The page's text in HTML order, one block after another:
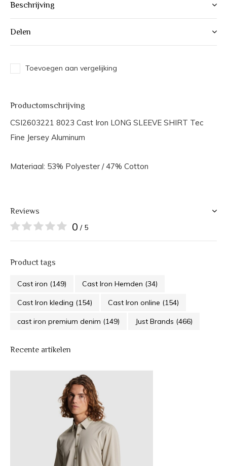
Beschrijving
Delen
Toevoegen aan vergelijking
Productomschrijving
CSI2603221 8023 Cast Iron LONG SLEEVE SHIRT Tec
Fine Jersey Aluminum
Materiaal: 53% Polyester / 47% Cotton
Reviews
0 / 5
Product tags
Cast iron (149) Cast Iron Hemden (34)
Cast Iron kleding (154) Cast Iron online (154)
cast iron premium denim (149) Just Brands (466)
Recente artikelen